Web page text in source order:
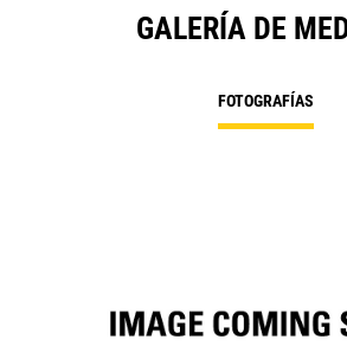
GALERÍA DE
FOTOGRAFÍAS